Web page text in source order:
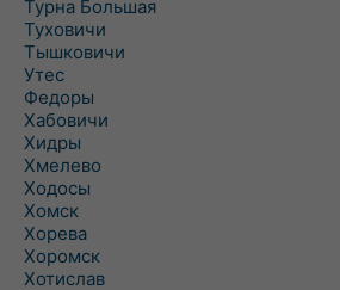
Турна Большая
Туховичи
Тышковичи
Утес
Федоры
Хабовичи
Хидры
Хмелево
Ходосы
Хомск
Хорева
Хоромск
Хотислав